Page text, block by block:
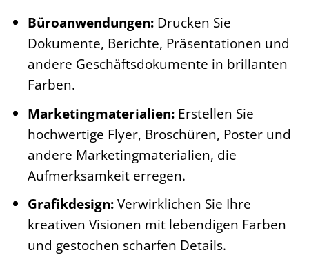
Büroanwendungen:Drucken Sie
Dokumente, Berichte, Präsentationen und
andere Geschäftsdokumente in brillanten
Farben.
Marketingmaterialien:Erstellen Sie
hochwertige Flyer, Broschüren, Poster und
andere Marketingmaterialien, die
Aufmerksamkeit erregen.
Grafikdesign:Verwirklichen Sie Ihre
kreativen Visionen mit lebendigen Farben
und gestochen scharfen Details.